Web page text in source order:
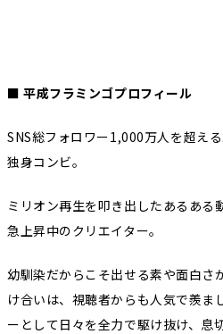
■ 平成フラミンゴプロフィール
SNS総フォロワー1,000万人を超え
独身コンビ。
ミリオン再生を叩き出したあるある
急上昇中のクリエイター。
幼馴染だからこそ出せる素や面白さ
け合いは、視聴者からも人気で羨ま
ーとして日々を全力で駆け抜け、息